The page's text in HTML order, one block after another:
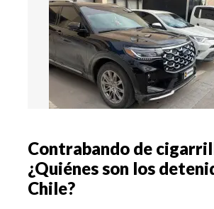
Contrabando de
¿Quiénes son los
Chile?